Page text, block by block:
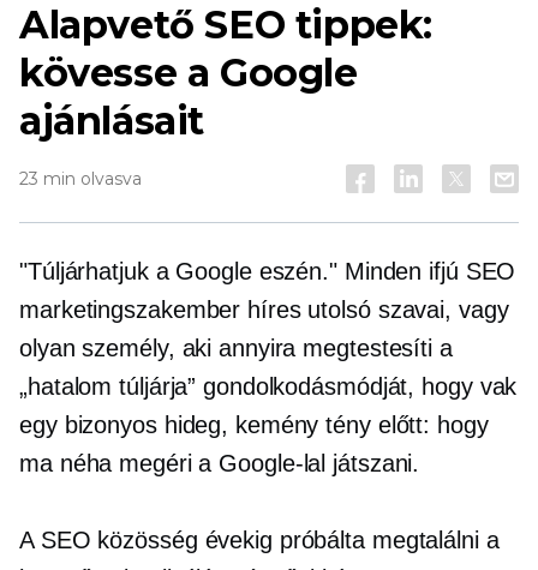
Alapvető SEO tippek:
kövesse a Google
ajánlásait
23 min olvasva
"Túljárhatjuk a Google eszén." Minden ifjú SEO
marketingszakember híres utolsó szavai, vagy
olyan személy, aki annyira megtestesíti a
„hatalom túljárja” gondolkodásmódját, hogy vak
egy bizonyos hideg, kemény tény előtt: hogy
ma néha megéri a Google-lal játszani.
A SEO közösség évekig próbálta megtalálni a